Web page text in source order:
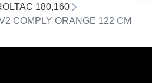
180,160
COMPLY ORANGE 122 CM